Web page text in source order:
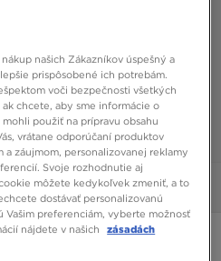
360°
našich Zákazníkov úspešný a
prispôsobené ich potrebám.
voči bezpečnosti všetkých
chcete, aby sme informácie o
mohli použiť na prípravu obsahu
vrátane odporúčaní produktov
a záujmom, personalizovanej reklamy
Svoje rozhodnutie aj
môžete kedykoľvek zmeniť, a to
dostávať personalizovanú
preferenciám, vyberte možnosť
nájdete v našich
zásadách